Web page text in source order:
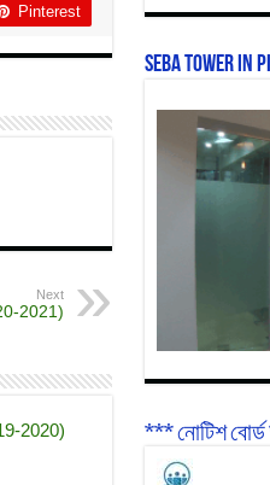
Pinterest
Next
2021)
2020)
SEBA Tower In
*** নোটিশ